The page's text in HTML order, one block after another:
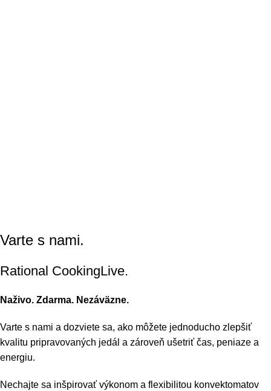
Varte s nami.
Rational CookingLive​.
Naživo. Zdarma. Nezáväzne.
Varte s nami a dozviete sa, ako môžete jednoducho zlepšiť
kvalitu pripravovaných jedál a zároveň ušetriť čas, peniaze a
energiu.
Nechajte sa inšpirovať výkonom a flexibilitou konvektomatov